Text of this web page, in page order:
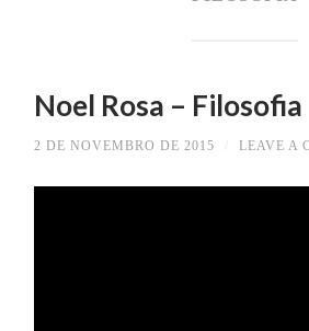
Noel Rosa – Filosofia
2 DE NOVEMBRO DE 2015 LEAVE A